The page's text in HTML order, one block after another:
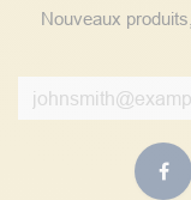
Nouveaux